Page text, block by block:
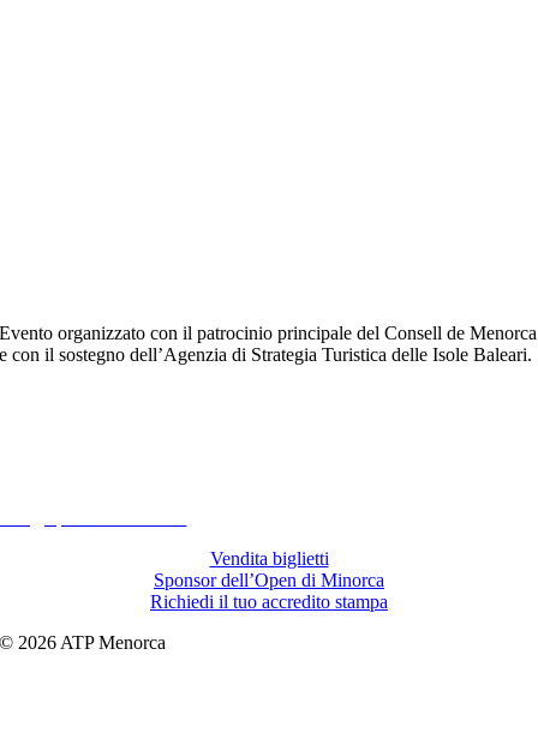
Evento organizzato con il patrocinio principale del Consell de Menorca
e con il sostegno dell’Agenzia di Strategia Turistica delle Isole Baleari.
Vendita biglietti
Sponsor dell’Open di Minorca
Richiedi il tuo accredito stampa
© 2026 ATP Menorca